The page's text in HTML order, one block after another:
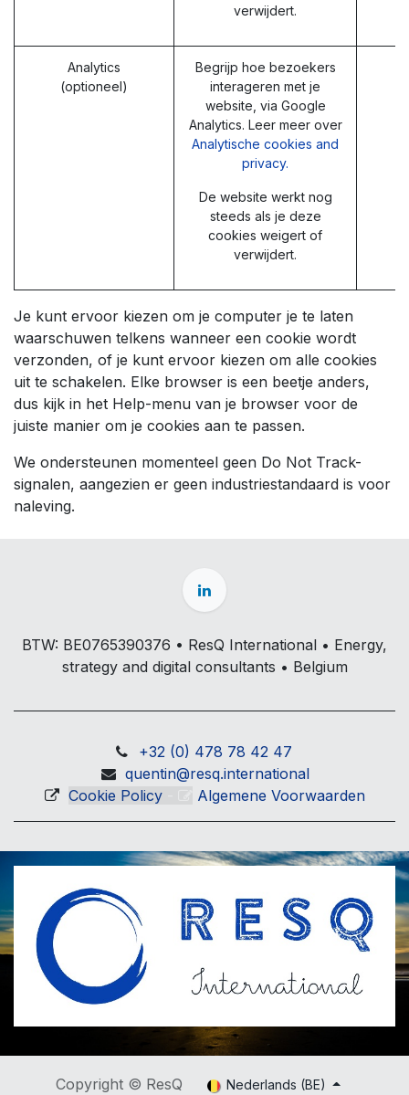
verwijdert.
Analytics
(optioneel)
Begrijp hoe bezoekers
interageren met je
website, via Google
Analytics. Leer meer over
Analytische cookies and
privacy.
De website werkt nog
steeds als je deze
cookies weigert of
verwijdert.
Je kunt ervoor kiezen om je computer je te laten
waarschuwen telkens wanneer een cookie wordt
verzonden, of je kunt ervoor kiezen om alle cookies
uit te schakelen. Elke browser is een beetje anders,
dus kijk in het Help-menu van je browser voor de
juiste manier om je cookies aan te passen.
We ondersteunen momenteel geen Do Not Track-
signalen, aangezien er geen industriestandaard is voor
naleving.
BTW: BE0765390376 • ResQ International • Energy,
strategy and digital consultants • Belgium
+32 (0) 478 78 42 47
quentin@resq.international
Cookie Policy- Algemene Voorwaarden
Copyright © ResQ Nederlands (BE)